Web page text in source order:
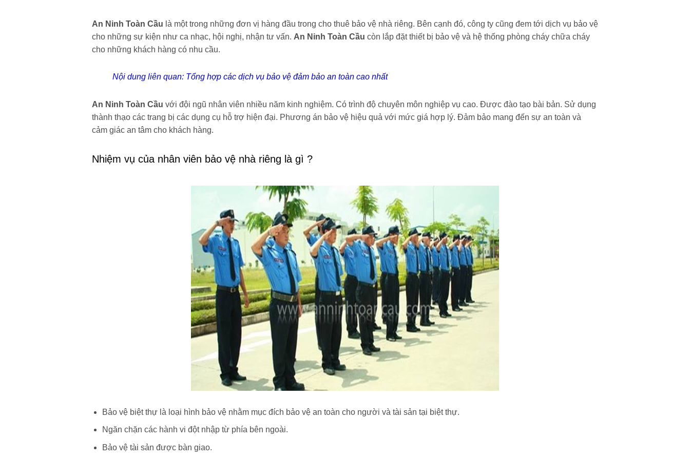
An Ninh Toàn Cầu là một trong những đơn vị hàng đầu trong cho thuê bảo vệ nhà riêng. Bên cạnh đó, công ty cũng đem tới dịch vụ bảo vệ
cho những sự kiện như ca nhạc, hội nghị, nhận tư vấn. An Ninh Toàn Cầu còn lắp đặt thiết bị bảo vệ và hệ thống phòng cháy chữa cháy
cho những khách hàng có nhu cầu.
Nội dung liên quan: Tổng hợp các dịch vụ bảo vệ đảm bảo an toàn cao nhất
An Ninh Toàn Cầu với đội ngũ nhân viên nhiều năm kinh nghiệm. Có trình độ chuyên môn nghiệp vụ cao. Được đào tạo bài bản. Sử dụng
thành thạo các trang bị các dụng cụ hỗ trợ hiện đại. Phương án bảo vệ hiệu quả với mức giá hợp lý. Đảm bảo mang đến sự an toàn và
cảm giác an tâm cho khách hàng.
Nhiệm vụ của nhân viên bảo vệ nhà riêng là gì ?
Bảo vệ biệt thự là loại hình bảo vệ nhằm mục đích bảo vệ an toàn cho người và tài sản tại biệt thự.
Ngăn chặn các hành vi đột nhập từ phía bên ngoài.
Bảo vệ tài sản được bàn giao.